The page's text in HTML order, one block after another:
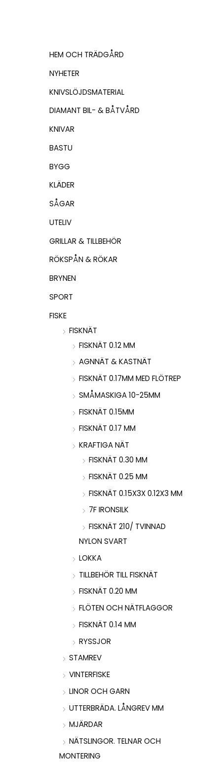
HEM OCH TRÄDGÅRD
NYHETER
KNIVSLÖJDSMATERIAL
DIAMANT BIL- & BÅTVÅRD
KNIVAR
BASTU
BYGG
KLÄDER
SÅGAR
UTELIV
GRILLAR & TILLBEHÖR
RÖKSPÅN & RÖKAR
BRYNEN
SPORT
FISKE
FISKNÄT
FISKNÄT 0.12 MM
AGNNÄT & KASTNÄT
FISKNÄT 0.17MM MED FLÖTREP
SMÅMASKIGA 10-25MM
FISKNÄT 0.15MM
FISKNÄT 0.17 MM
KRAFTIGA NÄT
FISKNÄT 0.30 MM
FISKNÄT 0.25 MM
FISKNÄT 0.15X3X 0.12X3 MM
7F IRONSILK
FISKNÄT 210/ TVINNAD
NYLON SVART
LOKKA
TILLBEHÖR TILL FISKNÄT
FISKNÄT 0.20 MM
FLÖTEN OCH NÄTFLAGGOR
FISKNÄT 0.14 MM
RYSSJOR
STAMREV
VINTERFISKE
LINOR OCH GARN
UTTERBRÄDA. LÅNGREV MM
MJÄRDAR
NÄTSLINGOR. TELNAR OCH
MONTERING